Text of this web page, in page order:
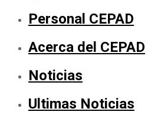
Personal CEPAD
Acerca del CEPAD
Noticias
Ultimas Noticias